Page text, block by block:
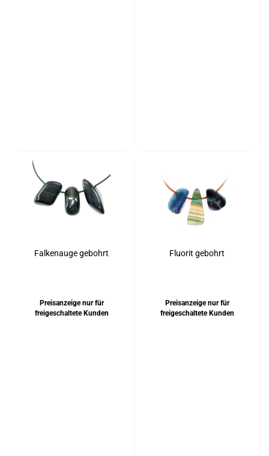
Falkenauge gebohrt
Preisanzeige nur für
freigeschaltete Kunden
Fluorit gebohrt
Preisanzeige nur für
freigeschaltete Kunden